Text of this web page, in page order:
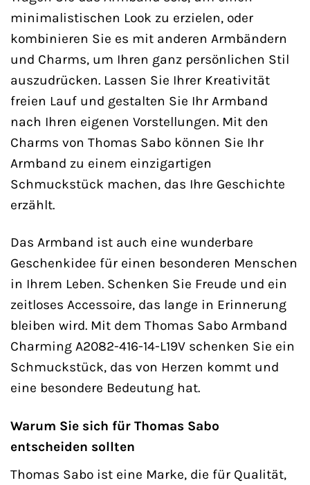
minimalistischen Look zu erzielen, oder
kombinieren Sie es mit anderen Armbändern
und Charms, um Ihren ganz persönlichen Stil
auszudrücken. Lassen Sie Ihrer Kreativität
freien Lauf und gestalten Sie Ihr Armband
nach Ihren eigenen Vorstellungen. Mit den
Charms von Thomas Sabo können Sie Ihr
Armband zu einem einzigartigen
Schmuckstück machen, das Ihre Geschichte
erzählt.
Das Armband ist auch eine wunderbare
Geschenkidee für einen besonderen Menschen
in Ihrem Leben. Schenken Sie Freude und ein
zeitloses Accessoire, das lange in Erinnerung
bleiben wird. Mit dem Thomas Sabo Armband
Charming A2082-416-14-L19V schenken Sie ein
Schmuckstück, das von Herzen kommt und
eine besondere Bedeutung hat.
Warum Sie sich für Thomas Sabo
entscheiden sollten
Thomas Sabo ist eine Marke, die für Qualität,